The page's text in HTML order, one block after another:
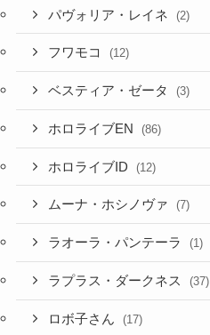
パヴォリア・レイネ (2)
フワモコ (12)
ベスティア・ゼータ (3)
ホロライブEN (86)
ホロライブID (12)
ムーナ・ホシノヴァ (7)
ラオーラ・パンテーラ (1)
ラプラス・ダークネス (37)
ロボ子さん (17)